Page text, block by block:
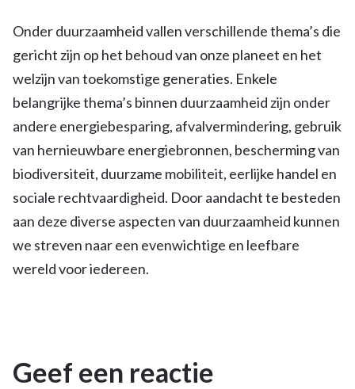
Onder duurzaamheid vallen verschillende thema’s die
gericht zijn op het behoud van onze planeet en het
welzijn van toekomstige generaties. Enkele
belangrijke thema’s binnen duurzaamheid zijn onder
andere energiebesparing, afvalvermindering, gebruik
van hernieuwbare energiebronnen, bescherming van
biodiversiteit, duurzame mobiliteit, eerlijke handel en
sociale rechtvaardigheid. Door aandacht te besteden
aan deze diverse aspecten van duurzaamheid kunnen
we streven naar een evenwichtige en leefbare
wereld voor iedereen.
Geef een reactie